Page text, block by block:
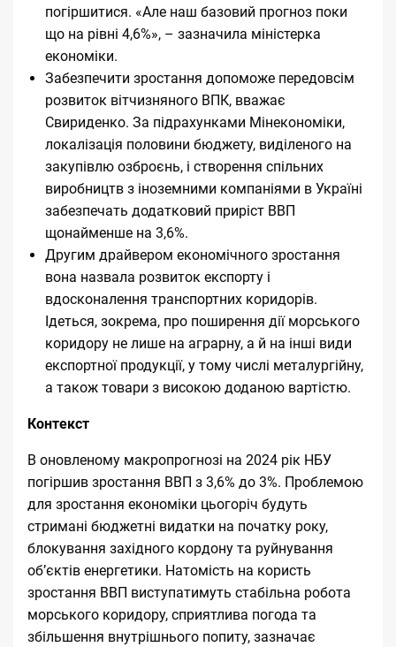
погіршитися. «Але наш базовий прогноз поки
що на рівні 4,6%», – зазначила міністерка
економіки.
Забезпечити зростання допоможе передовсім
розвиток вітчизняного ВПК, вважає
Свириденко. За підрахунками Мінекономіки,
локалізація половини бюджету, виділеного на
закупівлю озброєнь, і створення спільних
виробництв з іноземними компаніями в Україні
забезпечать додатковий приріст ВВП
щонайменше на 3,6%.
Другим драйвером економічного зростання
вона назвала розвиток експорту і
вдосконалення транспортних коридорів.
Ідеться, зокрема, про поширення дії морського
коридору не лише на аграрну, а й на інші види
експортної продукції, у тому числі металургійну,
а також товари з високою доданою вартістю.
Контекст
В оновленому макропрогнозі на 2024 рік НБУ
погіршив зростання ВВП з 3,6% до 3%. Проблемою
для зростання економіки цьогоріч будуть
стримані бюджетні видатки на початку року,
блокування західного кордону та руйнування
об’єктів енергетики. Натомість на користь
зростання ВВП виступатимуть стабільна робота
морського коридору, сприятлива погода та
збільшення внутрішнього попиту, зазначає